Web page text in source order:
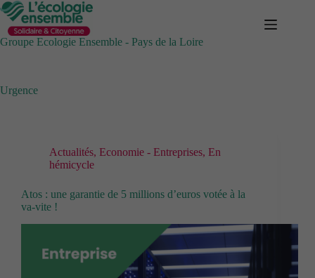
Passer
au
contenu
Groupe Ecologie Ensemble - Pays de la Loire
Urgence
Actualités, Economie - Entreprises, En
hémicycle
Atos : une garantie de 5 millions d’euros votée à la
va-vite !